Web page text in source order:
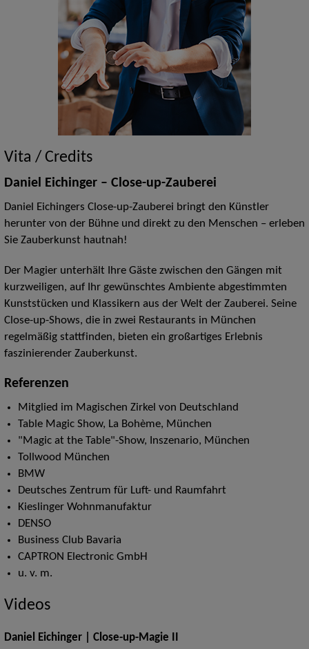
Vita / Credits
Daniel Eichinger – Close-up-Zauberei
Daniel Eichingers Close-up-Zauberei bringt den Künstler
herunter von der Bühne und direkt zu den Menschen – erleben
Sie Zauberkunst hautnah!
Der Magier unterhält Ihre Gäste zwischen den Gängen mit
kurzweiligen, auf Ihr gewünschtes Ambiente abgestimmten
Kunststücken und Klassikern aus der Welt der Zauberei. Seine
Close-up-Shows, die in zwei Restaurants in München
regelmäßig stattfinden, bieten ein großartiges Erlebnis
faszinierender Zauberkunst.
Referenzen
Mitglied im Magischen Zirkel von Deutschland
Table Magic Show, La Bohème, München
"Magic at the Table"-Show, Inszenario, München
Tollwood München
BMW
Deutsches Zentrum für Luft- und Raumfahrt
Kieslinger Wohnmanufaktur
DENSO
Business Club Bavaria
CAPTRON Electronic GmbH
u. v. m.
Videos
Daniel Eichinger | Close-up-Magie II